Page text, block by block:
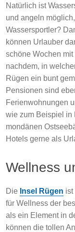
Natürlich ist
und angeln
Wassersportler?
können Urlauber
schöne Wochen
nachdem, in
Rügen ein bunt
Pensionen sind
Ferienwohnungen
wie zum Beispiel in
mondänen
Hotels gerne als
Wellness
Die Insel Rügen ist
für Wellness der
als ein Element in
können die tollen